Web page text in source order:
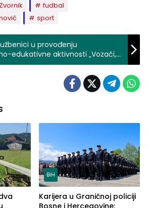
fudbal
sport
u provođenju
edukativne aktivnosti „Vozači,
nas, oprez je za vas“ (FOTO)
BiH
Karijera u Graničnoj policiji
Bosne i Hercegovine: